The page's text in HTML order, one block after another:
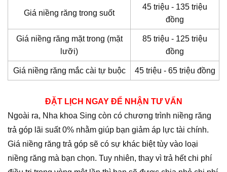
Giá niềng răng trong suốt
45 triệu - 135 triệu
đồng
Giá niềng răng mặt trong (mặt
lưỡi)
85 triệu - 125 triệu
đồng
Giá niềng răng mắc cài tự buộc 45 triệu - 65 triệu đồng
ĐẶT LỊCH NGAY ĐỂ NHẬN TƯ VẤN
Ngoài ra, Nha khoa Sing còn có chương trình niềng răng
trả góp lãi suất 0% nhằm giúp bạn giảm áp lực tài chính.
Giá niềng răng trả góp sẽ có sự khác biệt tùy vào loại
niềng răng mà bạn chọn. Tuy nhiên, thay vì trả hết chi phí